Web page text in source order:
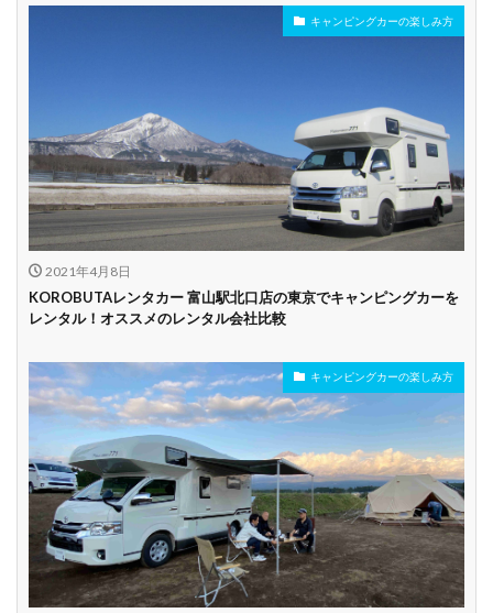
駅配車あり 多言語対応 年末年始営業
配車サービスあり
マイカー預かりあ
り
カード支払い可
ビジネス利用 カップル向き ファミリー向き
貸し出しオプショ
ン充実
新車多数あり
試乗プラン有り
キャンペーン開催
中
長期割引
学割 早割
キャンピングカーの楽しみ方
2021年4月8日
KOROBUTAレンタカー 富山駅北口店の東京でキャンピングカーを
レンタル！オススメのレンタル会社比較
キャンピングカーの楽しみ方